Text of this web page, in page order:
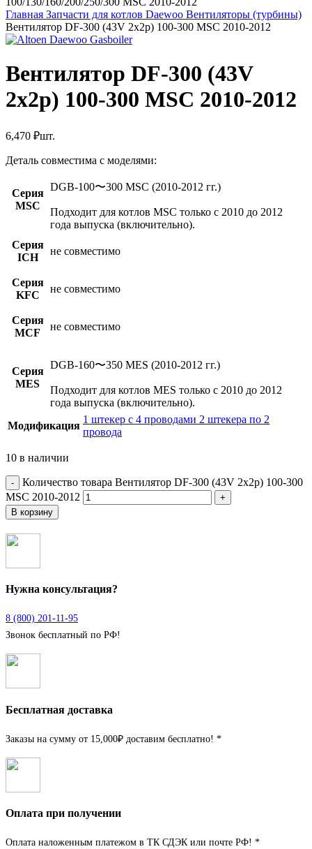
Главная Запчасти для котлов Daewoo Вентиляторы (турбины)
Вентилятор DF-300 (43V 2x2p) 100-300 MSC 2010-2012
Вентилятор DF-300 (43V
2x2p) 100-300 MSC 2010-2012
6,470 ₽шт.
Деталь совместима с моделями:
Серия
MSC
DGB-100〜300 MSC (2010-2012 гг.)
Подходит для котлов MSC только с 2010 до 2012
года выпуска (включительно).
Серия
ICH
не совместимо
Серия
KFC
не совместимо
Серия
MCF
не совместимо
Серия
MES
DGB-160〜350 MES (2010-2012 гг.)
Подходит для котлов MES только с 2010 до 2012
года выпуска (включительно).
Модификация
1 штекер с 4 проводами 2 штекера по 2
провода
10 в наличии
Количество товара Вентилятор DF-300 (43V 2x2p) 100-300
MSC 2010-2012
В корзину
Нужна консультация?
8 (800) 201-11-95
Звонок бесплатный по РФ!
Бесплатная доставка
Заказы на сумму от 15,000₽ доставим бесплатно! *
Оплата при получении
Оплата наложенным платежом в ТК СДЭК или почте РФ! *